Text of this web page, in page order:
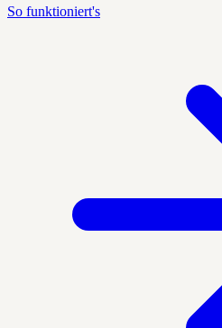
So funktioniert's